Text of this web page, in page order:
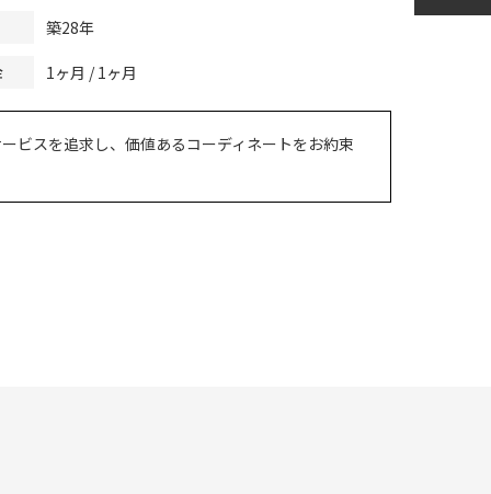
築28年
1ヶ月 / 1ヶ月
ビスを追求し、価値あるコーディネートをお約束